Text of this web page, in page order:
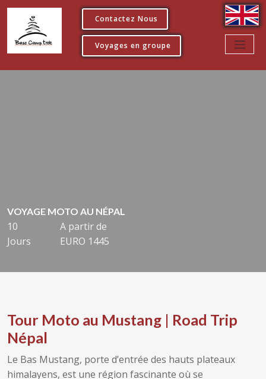
Contactez Nous
Voyages en groupe
VOYAGE MOTO AU NÉPAL
10
Jours
A partir de
EURO 1445
Tour Moto au Mustang | Road Trip
Népal
Le Bas Mustang, porte d’entrée des hauts plateaux
himalayens, est une région fascinante où se